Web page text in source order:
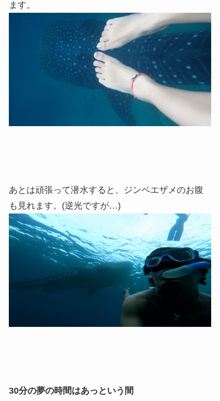
ます。
あとは頑張って潜水すると、ジンベエザメのお腹
も見れます。(逆光ですが…)
30分の夢の時間はあっという間